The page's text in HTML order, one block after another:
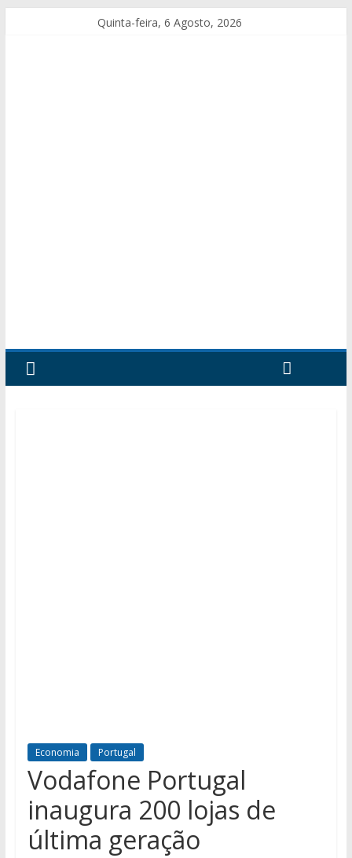
Quinta-feira, 6 Agosto, 2026
Economia Portugal
Vodafone Portugal
inaugura 200 lojas de
última geração